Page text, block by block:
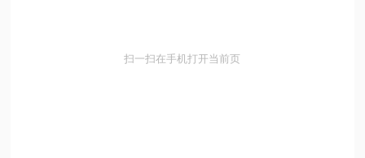
扫一扫在手机打开当前页